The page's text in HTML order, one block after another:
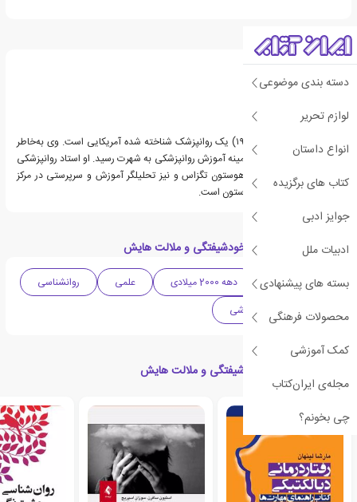
دسته بندی موضوعی
لوازم تحریر
انواع داستان
کتاب های برگزیده
جوایز ادبی
ادبیات ملل
بسته های پیشنهادی
محصولات فرهنگی
کمک آموزشی
مجله‌ی ایران‌کتاب
چی بخونم؟
درباره گلن گابارد
گلن اونز گابارد (متولد ۱۹۴۹) یک روانپزشک شناخته شده آمریکایی است. وی به‌خاطر
نوشتن متون حرفه‌ای در زمینه آموزش روانپزشکی به شهرت رسید. او استاد روانپزشکی
در کالج پزشکی بیلور در هوستون تگزاس و نیز تحلیلگر آموزش و سرپرستی در مرکز
مطالعات روانکاوی در هیوستون است.
دسته بندی های کتاب خودشیفتگی و ملالت هایش
ادبیات آمریکا دهه 2000 میلادی علمی
روانشناسی
سلامت
آموزشی
کتاب های مرتبط با خودشیفتگی و ملالت هایش